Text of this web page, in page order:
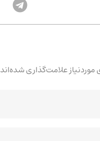
علامت‌گذاری شده‌اند